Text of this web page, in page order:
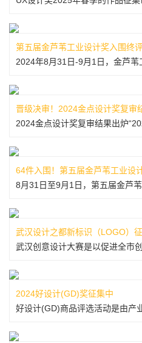
第五届金芦苇工业设计奖入围终
晋级决审！2024金点设计奖复审
64件入围！第五届金芦苇工业设
武汉设计之都新标识（LOGO）
2024好设计(GD)奖征集中